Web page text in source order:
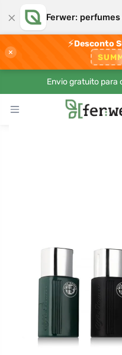
× Ferwer:
×
⚡Desconto
Envio gratuito para